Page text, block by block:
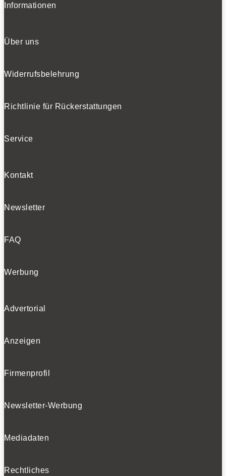
Informationen
Über uns
Widerrufsbelehrung
Richtlinie für Rückerstattungen
Service
Kontakt
Newsletter
FAQ
Werbung
Advertorial
Anzeigen
Firmenprofil
Newsletter-Werbung
Mediadaten
Rechtliches